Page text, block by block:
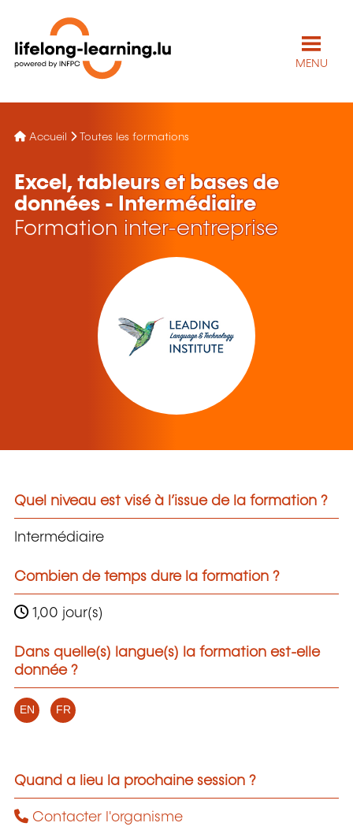
MENU
Accueil Toutes les formations
Excel, tableurs et bases de
données - Intermédiaire
Formation inter-entreprise
Quel niveau est visé à l’issue de la formation ?
Intermédiaire
Combien de temps dure la formation ?
1,00 jour(s)
Dans quelle(s) langue(s) la formation est-elle
donnée ?
EN FR
Quand a lieu la prochaine session ?
Contacter l'organisme